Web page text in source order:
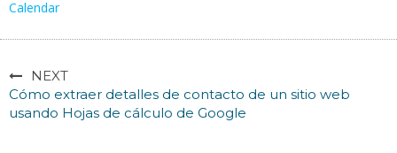
Calendar
NEXT
Cómo extraer detalles de contacto de un sitio web
usando Hojas de cálculo de Google